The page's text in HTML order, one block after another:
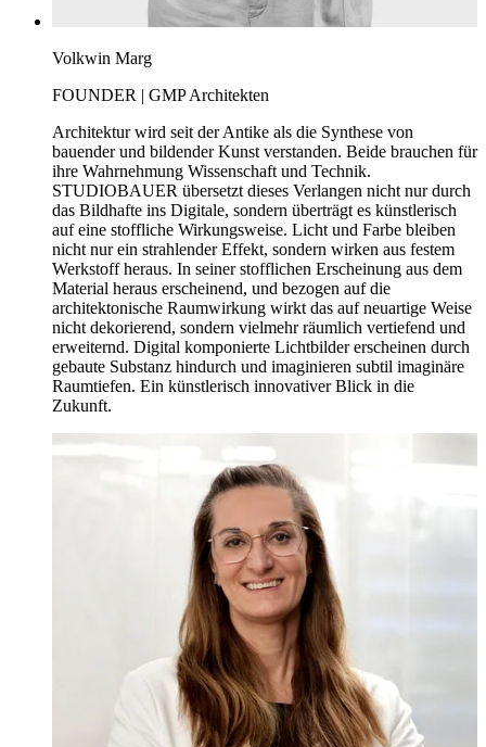
Volkwin Marg
FOUNDER | GMP Architekten
Architektur wird seit der Antike als die Synthese von
bauender und bildender Kunst verstanden. Beide brauchen für
ihre Wahrnehmung Wissenschaft und Technik.
STUDIOBAUER übersetzt dieses Verlangen nicht nur durch
das Bildhafte ins Digitale, sondern überträgt es künstlerisch
auf eine stoffliche Wirkungsweise. Licht und Farbe bleiben
nicht nur ein strahlender Effekt, sondern wirken aus festem
Werkstoff heraus. In seiner stofflichen Erscheinung aus dem
Material heraus erscheinend, und bezogen auf die
architektonische Raumwirkung wirkt das auf neuartige Weise
nicht dekorierend, sondern vielmehr räumlich vertiefend und
erweiternd. Digital komponierte Lichtbilder erscheinen durch
gebaute Substanz hindurch und imaginieren subtil imaginäre
Raumtiefen. Ein künstlerisch innovativer Blick in die
Zukunft.